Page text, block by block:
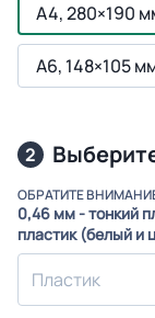
А4, 280×190
А6, 148×105
2
ОБРАТИТЕ
0,46 мм - тонкий
пластик (белый и
Пластик